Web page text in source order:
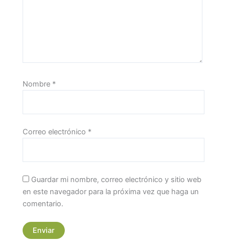
Nombre *
Correo electrónico *
Guardar mi nombre, correo electrónico y sitio web
en este navegador para la próxima vez que haga un
comentario.